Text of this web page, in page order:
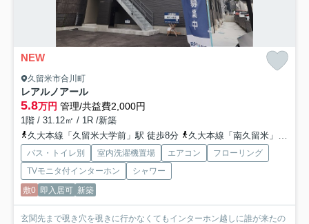
NEW
久留米市合川町
レアルノアール
5.8万円 管理/共益費2,000円
1階 / 31.12㎡ / 1R /新築
久大本線「久留米大学前」駅 徒歩8分
久大本線「南久留米」駅 徒歩24分
バス・トイレ別 室内洗濯機置場 エアコン
フローリング
TVモニタ付インターホン
シャワー
敷0 即入居可 新築
玄関先まで覗き穴を覗きに行かなくてもインターホン越しに誰が来たの